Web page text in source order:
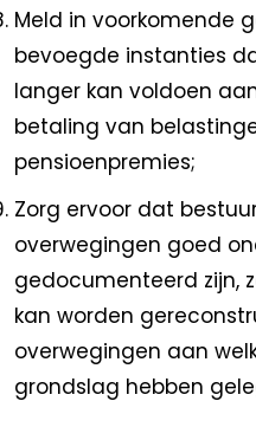
Meld in voorkomende
bevoegde instanties
langer kan voldoen
betaling van
pensioenpremies;
Zorg ervoor dat
overwegingen goed
gedocumenteerd zijn,
kan worden
overwegingen aan
grondslag hebben